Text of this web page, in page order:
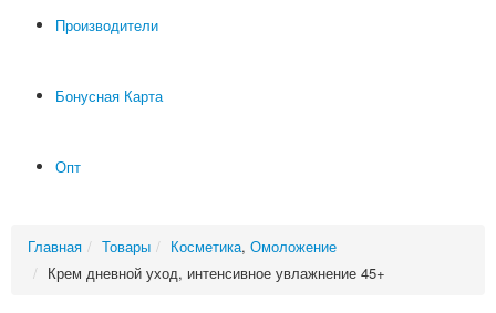
Производители
Бонусная Карта
Опт
Главная Товары Косметика, Омоложение
Крем дневной уход, интенсивное увлажнение 45+